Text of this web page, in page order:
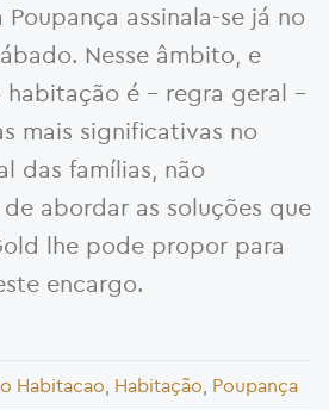
assinala-se já no
Nesse âmbito, e
é – regra geral –
mais significativas no
das famílias, não
abordar as soluções que
lhe pode propor para
encargo.
Habitacao, Habitação, Poupança